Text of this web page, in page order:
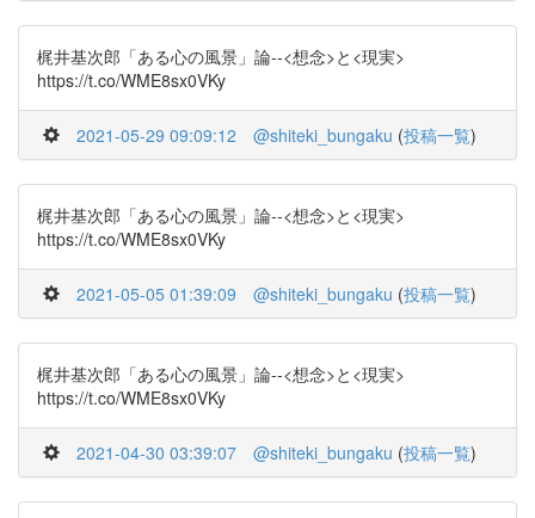
梶井基次郎「ある心の風景」論--<想念>と<現実>
https://t.co/WME8sx0VKy
2021-05-29 09:09:12 @shiteki_bungaku (投稿一覧)
梶井基次郎「ある心の風景」論--<想念>と<現実>
https://t.co/WME8sx0VKy
2021-05-05 01:39:09 @shiteki_bungaku (投稿一覧)
梶井基次郎「ある心の風景」論--<想念>と<現実>
https://t.co/WME8sx0VKy
2021-04-30 03:39:07 @shiteki_bungaku (投稿一覧)